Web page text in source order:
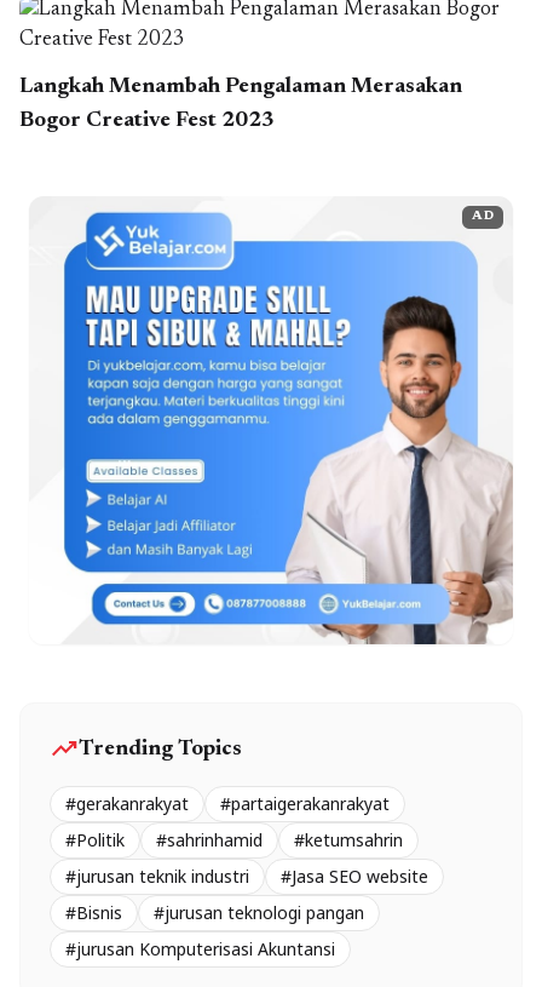
Langkah Menambah Pengalaman Merasakan
Bogor Creative Fest 2023
AD
trending_upTrending Topics
#gerakanrakyat
#partaigerakanrakyat
#Politik
#sahrinhamid
#ketumsahrin
#jurusan teknik industri
#Jasa SEO website
#Bisnis
#jurusan teknologi pangan
#jurusan Komputerisasi Akuntansi